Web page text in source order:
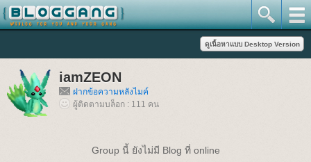
iamZEON
ฝากข้อความหลังไมค์
ผู้ติดตามบล็อก : 111 คน
Group นี้ ยังไม่มี Blog ที่ online